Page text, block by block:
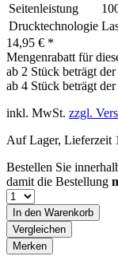
Seitenleistung
Drucktechnologie
14,95 € *
Mengenrabatt für
ab 2 Stück beträgt
ab 4 Stück beträgt
inkl. MwSt. zzgl.
Auf Lager, Lieferzeit
Bestellen Sie
damit die Bestellung
In den Warenkorb
Vergleichen
Merken